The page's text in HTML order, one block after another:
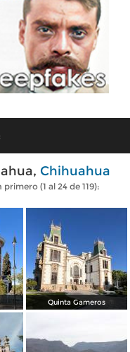
Chihuahua
(1 al 24 de 119):
Quinta Gameros